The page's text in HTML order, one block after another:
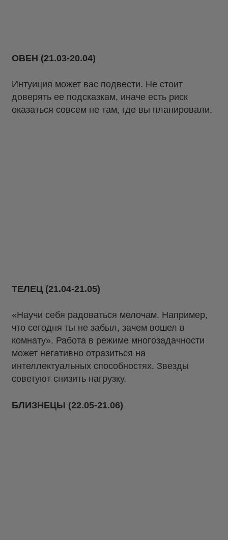
ОВЕН (21.03-20.04)
Интуиция может вас подвести. Не стоит
доверять ее подсказкам, иначе есть риск
оказаться совсем не там, где вы планировали.
ТЕЛЕЦ (21.04-21.05)
«Научи себя радоваться мелочам. Например,
что сегодня ты не забыл, зачем вошел в
комнату». Работа в режиме многозадачности
может негативно отразиться на
интеллектуальных способностях. Звезды
советуют снизить нагрузку.
БЛИЗНЕЦЫ (22.05-21.06)